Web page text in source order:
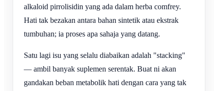
alkaloid pirrolisidin yang ada dalam herba comfrey.
Hati tak bezakan antara bahan sintetik atau ekstrak
tumbuhan; ia proses apa sahaja yang datang.
Satu lagi isu yang selalu diabaikan adalah "stacking"
— ambil banyak suplemen serentak. Buat ni akan
gandakan beban metabolik hati dengan cara yang tak